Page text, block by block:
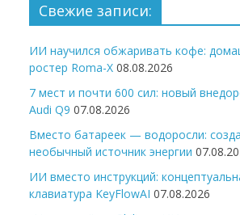
Свежие записи:
ИИ научился обжаривать кофе:
ростер Roma-X 08.08.2026
7 мест и почти 600 сил: новый
Audi Q9 07.08.2026
Вместо батареек — водоросли:
необычный источник энергии
ИИ вместо инструкций:
клавиатура KeyFlowAI 07.08.2026